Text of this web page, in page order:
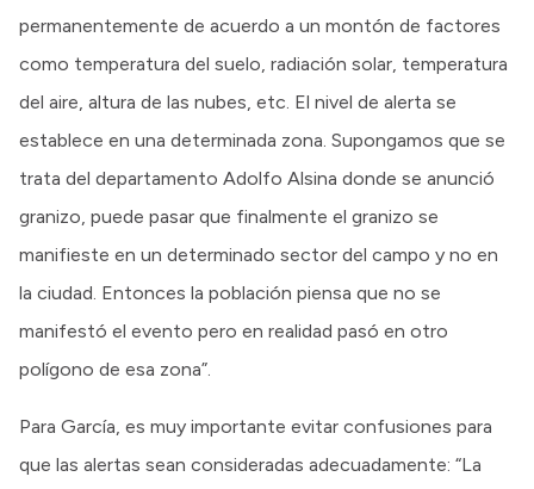
permanentemente de acuerdo a un montón de factores
como temperatura del suelo, radiación solar, temperatura
del aire, altura de las nubes, etc. El nivel de alerta se
establece en una determinada zona. Supongamos que se
trata del departamento Adolfo Alsina donde se anunció
granizo, puede pasar que finalmente el granizo se
manifieste en un determinado sector del campo y no en
la ciudad. Entonces la población piensa que no se
manifestó el evento pero en realidad pasó en otro
polígono de esa zona”.
Para García, es muy importante evitar confusiones para
que las alertas sean consideradas adecuadamente: “La